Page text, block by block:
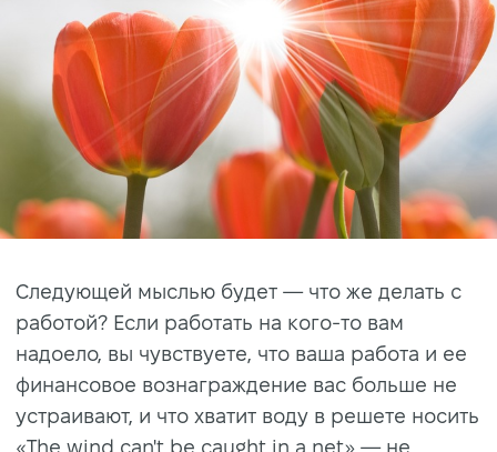
Следующей мыслью будет — что же делать с
работой? Если работать на кого-то вам
надоело, вы чувствуете, что ваша работа и ее
финансовое вознаграждение вас больше не
устраивают, и что хватит воду в решете носить
«The wind can't be caught in a net» — не